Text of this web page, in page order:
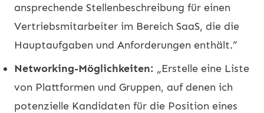
ansprechende Stellenbeschreibung für einen
Vertriebsmitarbeiter im Bereich SaaS, die die
Hauptaufgaben und Anforderungen enthält.“
Networking-Möglichkeiten: „Erstelle eine Liste
von Plattformen und Gruppen, auf denen ich
potenzielle Kandidaten für die Position eines